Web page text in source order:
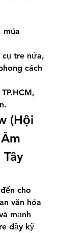
múa
tre nứa,
cách
(Hội
cho
văn hóa
mạnh
đầy kỹ